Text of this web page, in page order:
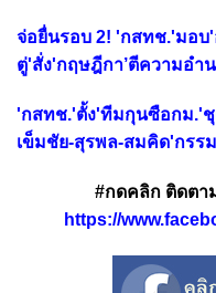
จ่อยื่นรอบ 2! 'กสทช.'มอ
ตู่'สั่ง'กฤษฎีกา’ตีความอำ
'กสทช.'ตั้ง'ทีมกุนซือกม.'
เข็มชัย-สุรพล-สมคิด'กรร
#กดคลิก ติดตา
https://